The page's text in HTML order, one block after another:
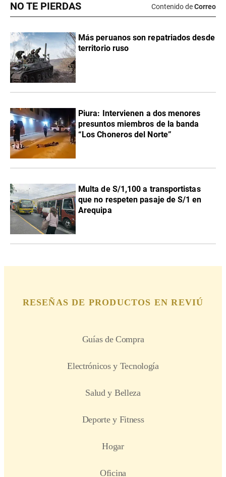
NO TE PIERDAS Contenido deCorreo
Más peruanos son repatriados desde
territorio ruso
Piura: Intervienen a dos menores
presuntos miembros de la banda
“Los Choneros del Norte”
Multa de S/1,100 a transportistas
que no respeten pasaje de S/1 en
Arequipa